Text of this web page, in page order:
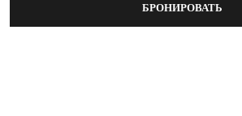
БРОНИРОВАТЬ